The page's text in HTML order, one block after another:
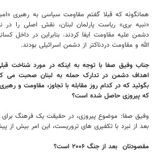
همانگونه که قبلا گفتم مقاومت سیاسی به رهبری
«نبیه بری» ریاست پارلمان لبنان، نقش اصلی را در
دشمن علیه مقاومت ایفا کردند. بنابراین در داخل
الله و مقاومت دردناکتر از دشمن اسرائیلی بودند.
جناب وفیق صفا با توجه به اینکه در مورد شناخت
اهداف دشمن در تدارک حمله به لبنان صحبت می
بگوئید که در کدام روز مقابله با تجاوز، مقاومت و
که پیروزی حاصل شده است؟
وفیق صفا: موضوع پیروزی، در حقیقت یک فرهنگ
بعد از نبرد با تکفیری های تروریست، این امر بیش
مقصودتان بعد از جنگ ۲۰۰۶ است؟